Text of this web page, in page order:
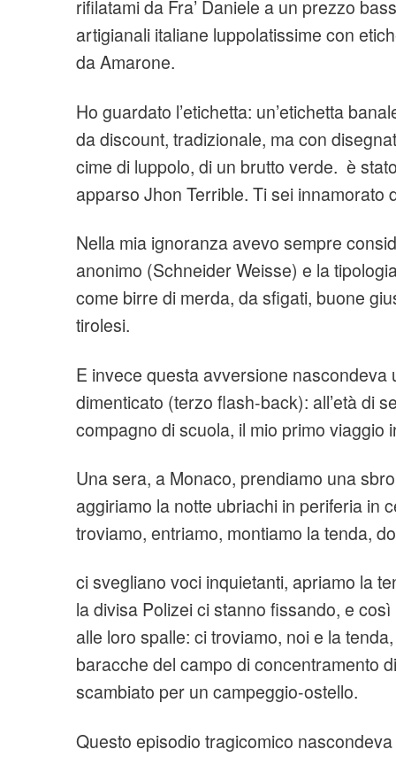
rifilatami da Fra’ Daniele a un prezzo
artigianali italiane luppolatissime con
da Amarone.
Ho guardato l’etichetta: un’etichetta
da discount, tradizionale, ma con
cime di luppolo, di un brutto verde. è
apparso Jhon Terrible. Ti sei innamorato
Nella mia ignoranza avevo sempre
anonimo (Schneider Weisse) e la
come birre di merda, da sfigati, buone
tirolesi.
E invece questa avversione nascondeva
dimenticato (terzo flash-back): all’età di
compagno di scuola, il mio primo viaggio
Una sera, a Monaco, prendiamo una
aggiriamo la notte ubriachi in periferia in
troviamo, entriamo, montiamo la tenda,
ci svegliano voci inquietanti, apriamo la
la divisa Polizei ci stanno fissando, e
alle loro spalle: ci troviamo, noi e la
baracche del campo di concentramento
scambiato per un campeggio-ostello.
Questo episodio tragicomico